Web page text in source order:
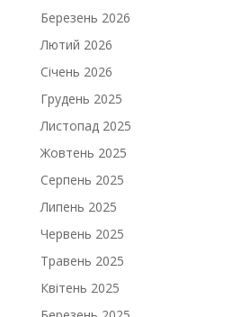
Березень 2026
Лютий 2026
Січень 2026
Грудень 2025
Листопад 2025
Жовтень 2025
Серпень 2025
Липень 2025
Червень 2025
Травень 2025
Квітень 2025